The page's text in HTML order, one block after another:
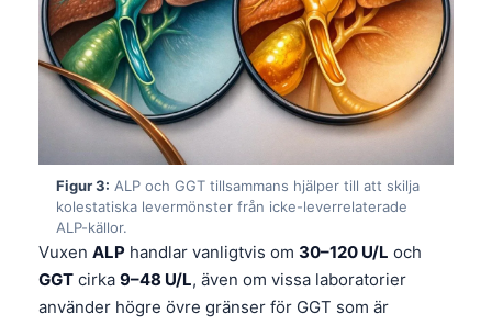
Figur 3: ALP och GGT tillsammans hjälper till att skilja
kolestatiska levermönster från icke-leverrelaterade
ALP-källor.
Vuxen ALP handlar vanligtvis om 30–120 U/L och
GGT cirka 9–48 U/L, även om vissa laboratorier
använder högre övre gränser för GGT som är